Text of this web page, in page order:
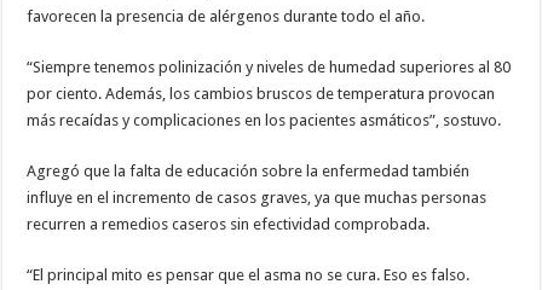
favorecen la presencia de alérgenos durante todo el año.
“Siempre tenemos polinización y niveles de humedad superiores al 80
por ciento. Además, los cambios bruscos de temperatura provocan
más recaídas y complicaciones en los pacientes asmáticos”, sostuvo.
Agregó que la falta de educación sobre la enfermedad también
influye en el incremento de casos graves, ya que muchas personas
recurren a remedios caseros sin efectividad comprobada.
“El principal mito es pensar que el asma no se cura. Eso es falso.